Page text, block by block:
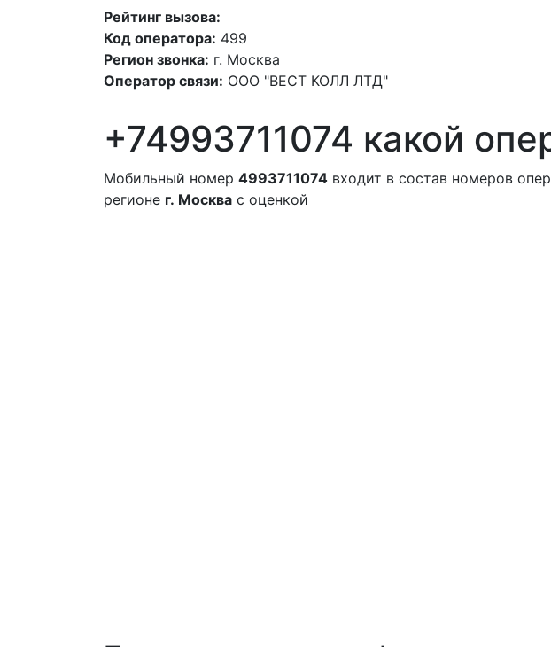
Рейтинг вызова:
Код оператора: 499
Регион звонка: г. Москва
Оператор связи: ООО "ВЕСТ КОЛЛ ЛТД"
+74993711074 какой
Мобильный номер 4993711074 входит в состав номеров
регионе г. Москва с оценкой